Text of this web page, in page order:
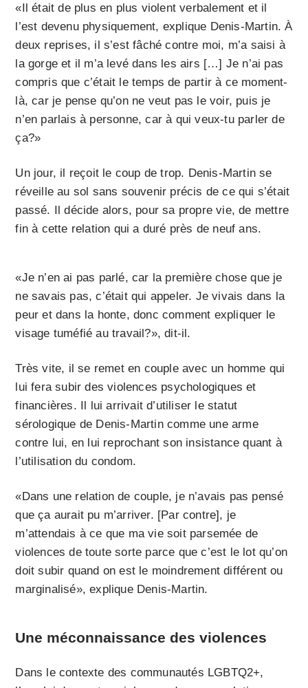
«Il était de plus en plus violent verbalement et il
l’est devenu physiquement, explique Denis-Martin. À
deux reprises, il s’est fâché contre moi, m’a saisi à
la gorge et il m’a levé dans les airs […] Je n’ai pas
compris que c’était le temps de partir à ce moment-
là, car je pense qu’on ne veut pas le voir, puis je
n’en parlais à personne, car à qui veux-tu parler de
ça?»
Un jour, il reçoit le coup de trop. Denis-Martin se
réveille au sol sans souvenir précis de ce qui s’était
passé. Il décide alors, pour sa propre vie, de mettre
fin à cette relation qui a duré près de neuf ans.
«Je n’en ai pas parlé, car la première chose que je
ne savais pas, c’était qui appeler. Je vivais dans la
peur et dans la honte, donc comment expliquer le
visage tuméfié au travail?», dit-il.
Très vite, il se remet en couple avec un homme qui
lui fera subir des violences psychologiques et
financières. Il lui arrivait d’utiliser le statut
sérologique de Denis-Martin comme une arme
contre lui, en lui reprochant son insistance quant à
l’utilisation du condom.
«Dans une relation de couple, je n’avais pas pensé
que ça aurait pu m’arriver. [Par contre], je
m’attendais à ce que ma vie soit parsemée de
violences de toute sorte parce que c’est le lot qu’on
doit subir quand on est le moindrement différent ou
marginalisé», explique Denis-Martin.
Une méconnaissance des violences
Dans le contexte des communautés LGBTQ2+,